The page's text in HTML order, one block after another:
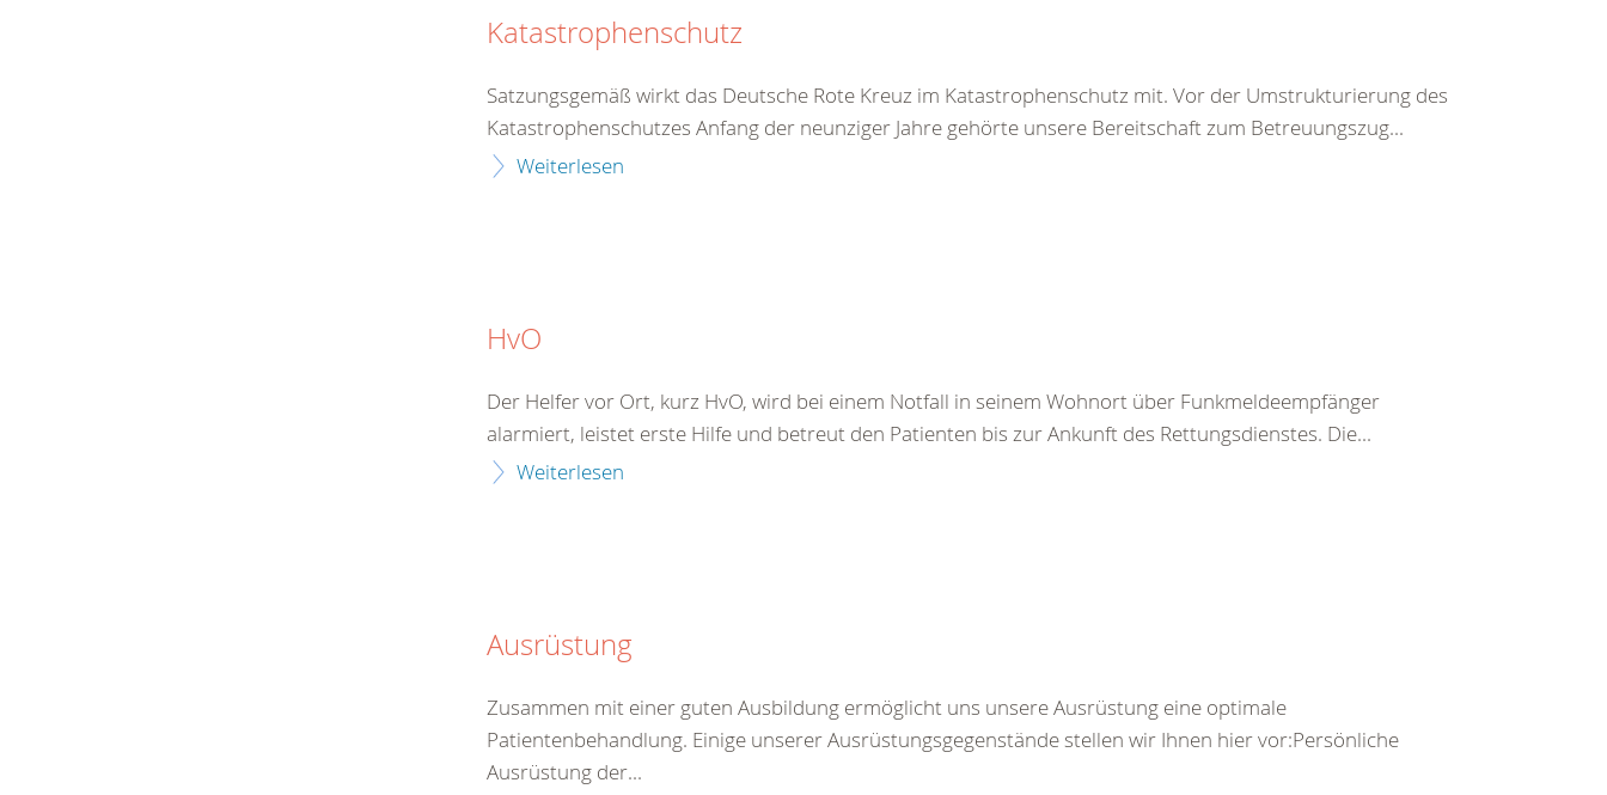
Katastrophenschutz
Satzungsgemäß wirkt das Deutsche Rote Kreuz im Katastrophenschutz mit. Vor der Umstrukturierung des
Katastrophenschutzes Anfang der neunziger Jahre gehörte unsere Bereitschaft zum Betreuungszug...
Weiterlesen
HvO
Der Helfer vor Ort, kurz HvO, wird bei einem Notfall in seinem Wohnort über Funkmeldeempfänger
alarmiert, leistet erste Hilfe und betreut den Patienten bis zur Ankunft des Rettungsdienstes. Die...
Weiterlesen
Ausrüstung
Zusammen mit einer guten Ausbildung ermöglicht uns unsere Ausrüstung eine optimale
Patientenbehandlung. Einige unserer Ausrüstungsgegenstände stellen wir Ihnen hier vor:Persönliche
Ausrüstung der...